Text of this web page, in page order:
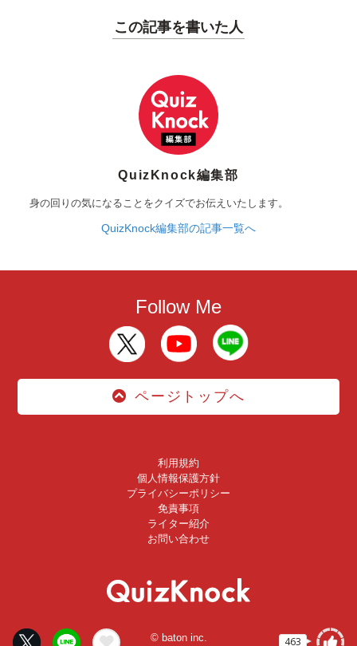
463
この記事を書いた人
QuizKnock編集部
身の回りの気になることをクイズでお伝えいたします。
QuizKnock編集部の記事一覧へ
Follow Me
ページトップへ
利用規約
個人情報保護方針
プライバシーポリシー
免責事項
ライター紹介
お問い合わせ
© baton inc.